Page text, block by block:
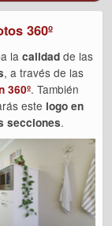
360º
la calidadde las
, a través de las
360º. También
este logo en
secciones.